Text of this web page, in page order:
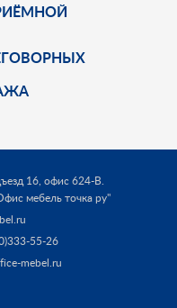
16, офис 624-В.
мебель точка ру"
55-26
mebel.ru